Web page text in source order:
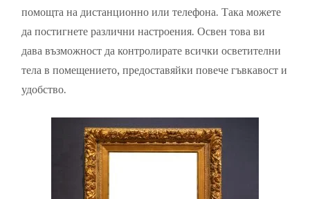
помощта на дистанционно или телефона. Така можете
да постигнете различни настроения. Освен това ви
дава възможност да контролирате всички осветителни
тела в помещението, предоставяйки повече гъвкавост и
удобство.